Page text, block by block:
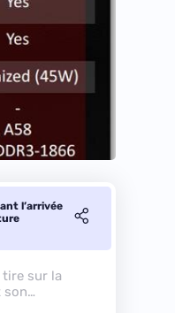
l’arrivée
tire sur la
son